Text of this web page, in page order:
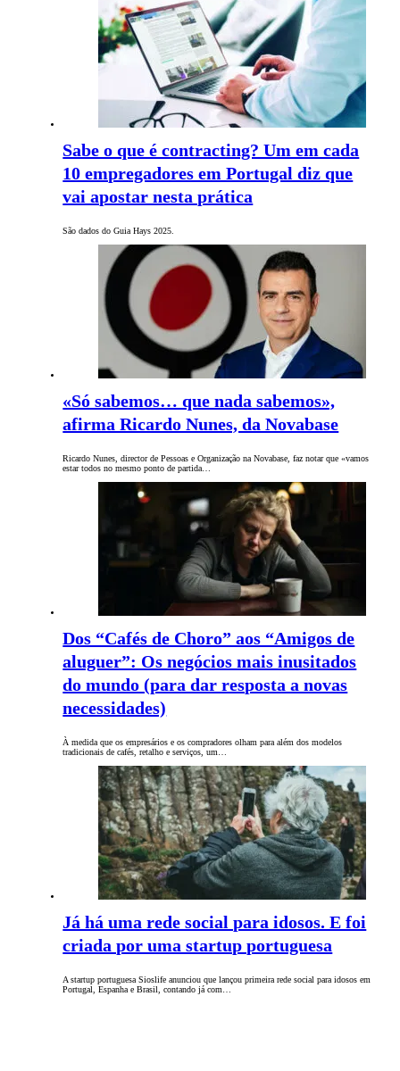
Sabe o que é contracting? Um em cada
10 empregadores em Portugal diz que
vai apostar nesta prática
São dados do Guia Hays 2025.
«Só sabemos… que nada sabemos»,
afirma Ricardo Nunes, da Novabase
Ricardo Nunes, director de Pessoas e Organização na Novabase, faz notar que «vamos
estar todos no mesmo ponto de partida…
Dos “Cafés de Choro” aos “Amigos de
aluguer”: Os negócios mais inusitados
do mundo (para dar resposta a novas
necessidades)
À medida que os empresários e os compradores olham para além dos modelos
tradicionais de cafés, retalho e serviços, um…
Já há uma rede social para idosos. E foi
criada por uma startup portuguesa
A startup portuguesa Sioslife anunciou que lançou primeira rede social para idosos em
Portugal, Espanha e Brasil, contando já com…